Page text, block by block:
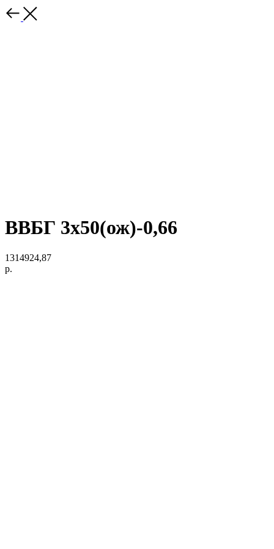
ВВБГ 3х50(ож)-0,66
1314924,87
р.